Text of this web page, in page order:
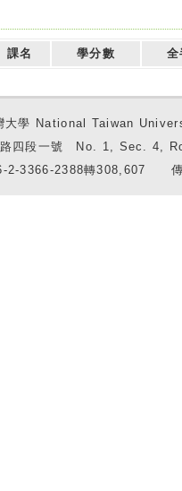
課名 學分數 全
大學 National Taiwan
路四段一號 No. 1, Sec. 4,
2-3366-2388轉308,607